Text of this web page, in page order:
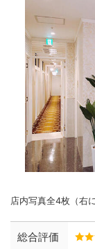
店内写真全4枚（右
総合評価